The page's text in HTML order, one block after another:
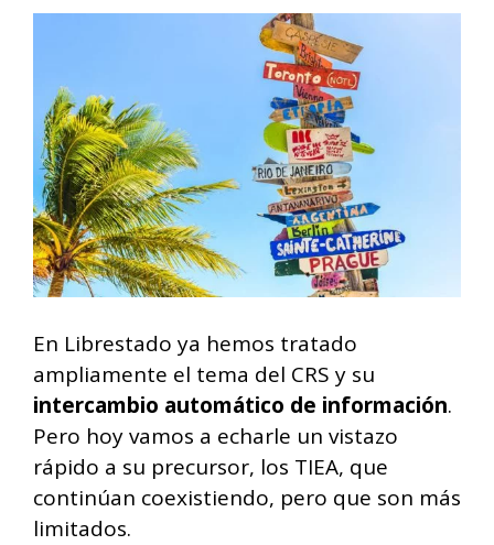
En Librestado ya hemos tratado
ampliamente el tema del CRS y su
intercambio automático de información.
Pero hoy vamos a echarle un vistazo
rápido a su precursor, los TIEA, que
continúan coexistiendo, pero que son más
limitados.